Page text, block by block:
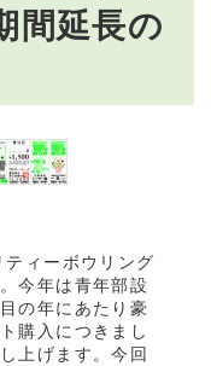
間延長の
ィーボウリング
今年は青年部設
の年にあたり豪
購入につきまし
上げます。今回